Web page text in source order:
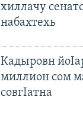
хиллачу
набахтехь
Кадыровн
миллион сом
совгIатна